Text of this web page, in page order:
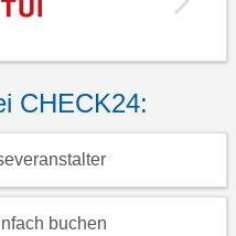
CHECK24:
buchen